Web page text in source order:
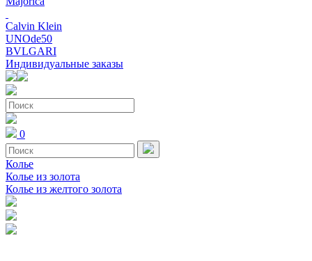
Calvin Klein
UNOde50
BVLGARI
Индивидуальные заказы
0
Колье
Колье из золота
Колье из желтого золота